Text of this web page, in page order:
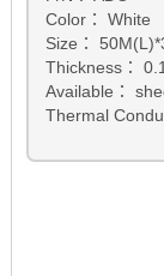
Color： White
Size：
Thickness：
Available：
Thermal